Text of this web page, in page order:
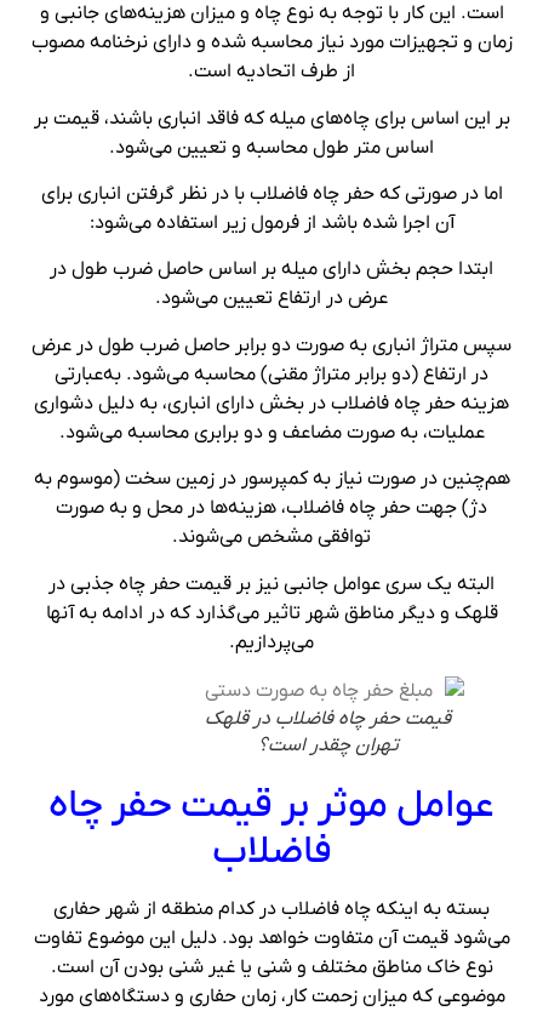
است. این کار با توجه به نوع چاه و میزان هزینه‌های جانبی و
زمان و تجهیزات مورد نیاز محاسبه شده و دارای نرخنامه مصوب
از طرف اتحادیه است.
بر این اساس برای چاه‌های میله که فاقد انباری باشند، قیمت بر
اساس متر طول محاسبه و تعیین می‌شود.
اما در صورتی که حفر چاه فاضلاب با در نظر گرفتن انباری برای
آن اجرا شده باشد از فرمول زیر استفاده می‌شود:
ابتدا حجم بخش دارای میله بر اساس حاصل ضرب طول در
عرض در ارتفاع تعیین می‌شود.
سپس متراژ انباری به صورت دو برابر حاصل ضرب طول در عرض
در ارتفاع (دو برابر متراژ مقنی) محاسبه می‌شود. به‌عبارتی
هزینه حفر چاه فاضلاب در بخش دارای انباری، به دلیل دشواری
عملیات، به صورت مضاعف و دو برابری محاسبه می‌شود.
هم‌چنین در صورت نیاز به کمپرسور در زمین سخت (موسوم به
دژ) جهت حفر چاه فاضلاب، هزینه‌ها در محل و به صورت
توافقی مشخص می‌شوند.
البته یک سری عوامل جانبی نیز بر قیمت حفر چاه جذبی در
قلهک و دیگر مناطق شهر تاثیر می‌گذارد که در ادامه به آنها
می‌پردازیم.
قیمت حفر چاه فاضلاب در قلهک
تهران چقدر است؟
عوامل موثر بر قیمت حفر چاه
فاضلاب
بسته به اینکه چاه فاضلاب در کدام منطقه از شهر حفاری
می‌شود قیمت آن متفاوت خواهد بود. دلیل این موضوع تفاوت
نوع خاک مناطق مختلف و شنی یا غیر شنی بودن‌ آن است.
موضوعی که میزان زحمت کار، زمان حفاری و دستگاه‌های مورد